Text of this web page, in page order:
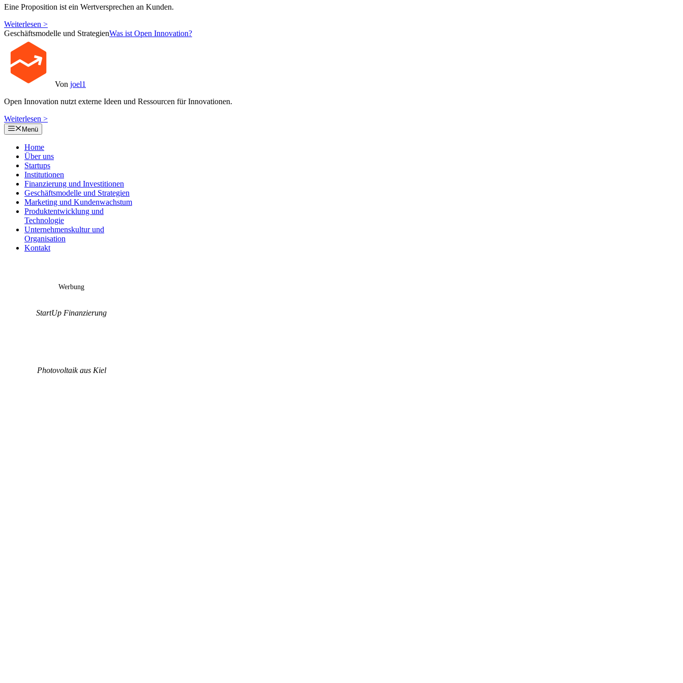
Eine Proposition ist ein Wertversprechen an Kunden.
Weiterlesen >
Geschäftsmodelle und StrategienWas ist Open Innovation?
Von joel1
Open Innovation nutzt externe Ideen und Ressourcen für Innovationen.
Weiterlesen >
Menü
Home
Über uns
Startups
Institutionen
Finanzierung und Investitionen
Geschäftsmodelle und Strategien
Marketing und Kundenwachstum
Produktentwicklung und
Technologie
Unternehmenskultur und
Organisation
Kontakt
Werbung
StartUp Finanzierung
Photovoltaik aus Kiel